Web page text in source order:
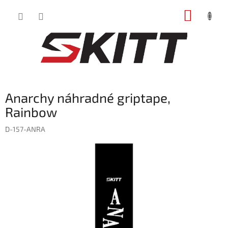
Anarchy náhradné griptape,
Rainbow
D-157-ANRA